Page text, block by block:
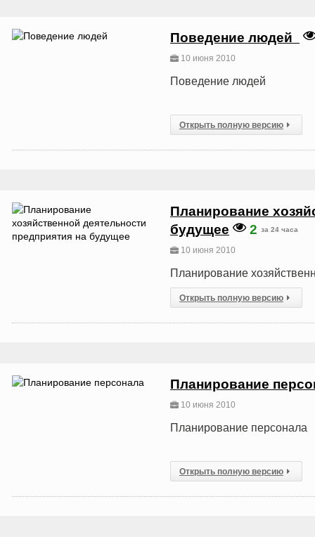
Поведение людей
10 июня 2010
Поведение людей
Открыть полную версию
Планирование
будущее
2 за 24 часа
10 июня 2010
Планирование
Открыть полную версию
Планирование
10 июня 2010
Планирование персонала
Открыть полную версию